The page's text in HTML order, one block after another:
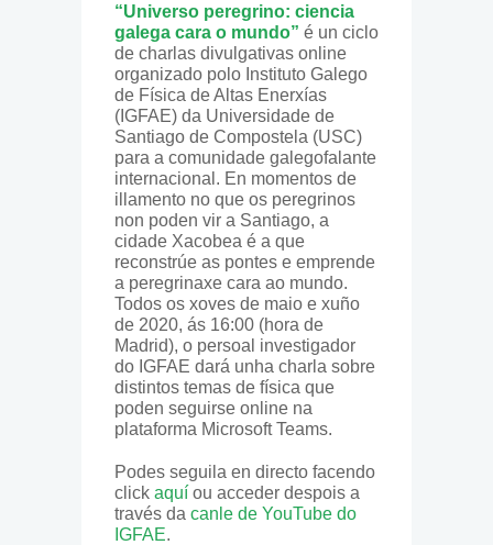
“Universo peregrino: ciencia
galega cara o mundo” é un ciclo
de charlas divulgativas online
organizado polo Instituto Galego
de Física de Altas Enerxías
(IGFAE) da Universidade de
Santiago de Compostela (USC)
para a comunidade galegofalante
internacional. En momentos de
illamento no que os peregrinos
non poden vir a Santiago, a
cidade Xacobea é a que
reconstrúe as pontes e emprende
a peregrinaxe cara ao mundo.
Todos os xoves de maio e xuño
de 2020, ás 16:00 (hora de
Madrid), o persoal investigador
do IGFAE dará unha charla sobre
distintos temas de física que
poden seguirse online na
plataforma Microsoft Teams.
Podes seguila en directo facendo
click aquí ou acceder despois a
través da canle de YouTube do
IGFAE.